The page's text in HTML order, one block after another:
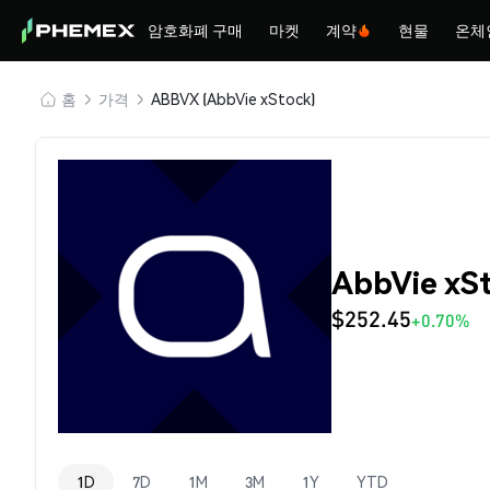
암호화폐 구매 마켓 계약 현물 온체
홈 가격 ABBVX (AbbVie xStock)
AbbVie
$252.45+0.70%
1D 7D 1M 3M 1Y YTD